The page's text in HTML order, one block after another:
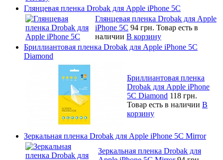
Глянцевая пленка Drobak для Apple iPhone 5C
Глянцевая пленка Drobak для Apple
iPhone 5C 94 грн. Товар есть в
наличии В корзину
Бриллиантовая пленка Drobak для Apple iPhone 5C
Diamond
Бриллиантовая пленка
Drobak для Apple iPhone
5C Diamond 118 грн.
Товар есть в наличии В
корзину
Зеркальная пленка Drobak для Apple iPhone 5C Mirror
Зеркальная пленка Drobak для